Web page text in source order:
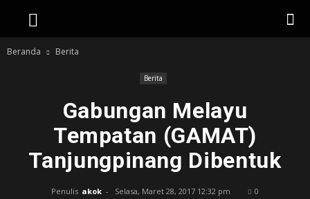
Beranda Berita
Berita
Gabungan Melayu
Tempatan (GAMAT)
Tanjungpinang Dibentuk
Penulis akok - Selasa, Maret 28, 2017 12:32 pm 0